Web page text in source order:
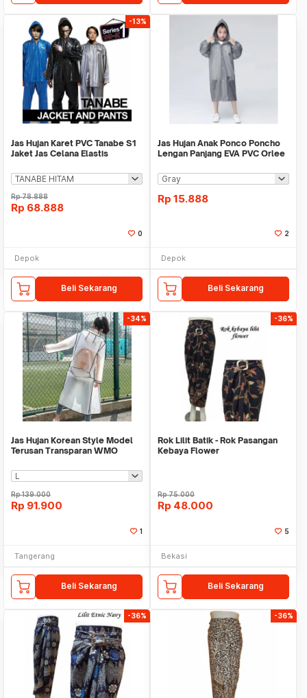
-13%
Jas Hujan Karet PVC Tanabe S1
Jaket Jas Celana Elastis
Rp78.888
Rp 68.888
0
Depok
Beli Sekarang
Jas Hujan Anak Ponco Poncho
Lengan Panjang EVA PVC Orlee
Rp 15.888
2
Depok
Beli Sekarang
-34%
Jas Hujan Korean Style Model
Terusan Transparan WMO
Rp139.000
Rp 91.900
1
Tangerang
Beli Sekarang
-36%
Rok Lilit Batik - Rok Pasangan
Kebaya Flower
Rp75.000
Rp 48.000
5
Bekasi
Beli Sekarang
-36% -36%